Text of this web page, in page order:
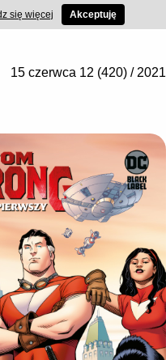
15 czerwca 12 (420) / 2021
się więcej Akceptuję